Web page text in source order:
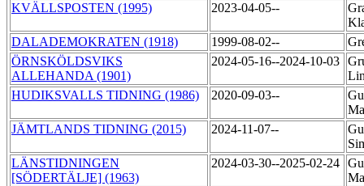
KVÄLLSPOSTEN (1995)
2023-04-05--
DALADEMOKRATEN (1918)
1999-08-02--
ÖRNSKÖLDSVIKS
ALLEHANDA (1901)
2024-05-16--2024-10-03
HUDIKSVALLS TIDNING (1986)
2020-09-03--
JÄMTLANDS TIDNING (2015)
2024-11-07--
LÄNSTIDNINGEN
[SÖDERTÄLJE] (1963)
2024-03-30--2025-02-24